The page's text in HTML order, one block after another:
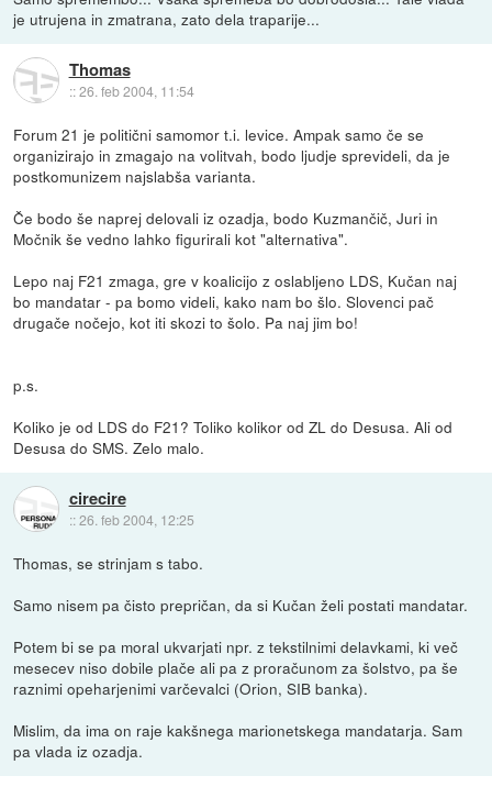
je utrujena in zmatrana, zato dela traparije...
Thomas
::26. feb 2004, 11:54
Forum 21 je politični samomor t.i. levice. Ampak samo če se
organizirajo in zmagajo na volitvah, bodo ljudje sprevideli, da je
postkomunizem najslabša varianta.
Če bodo še naprej delovali iz ozadja, bodo Kuzmančič, Juri in
Močnik še vedno lahko figurirali kot "alternativa".
Lepo naj F21 zmaga, gre v koalicijo z oslabljeno LDS, Kučan naj
bo mandatar - pa bomo videli, kako nam bo šlo. Slovenci pač
drugače nočejo, kot iti skozi to šolo. Pa naj jim bo!
p.s.
Koliko je od LDS do F21? Toliko kolikor od ZL do Desusa. Ali od
Desusa do SMS. Zelo malo.
cirecire
::26. feb 2004, 12:25
Thomas, se strinjam s tabo.
Samo nisem pa čisto prepričan, da si Kučan želi postati mandatar.
Potem bi se pa moral ukvarjati npr. z tekstilnimi delavkami, ki več
mesecev niso dobile plače ali pa z proračunom za šolstvo, pa še
raznimi opeharjenimi varčevalci (Orion, SIB banka).
Mislim, da ima on raje kakšnega marionetskega mandatarja. Sam
pa vlada iz ozadja.